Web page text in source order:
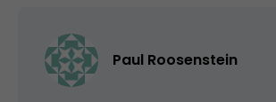
Paul Roosenstein